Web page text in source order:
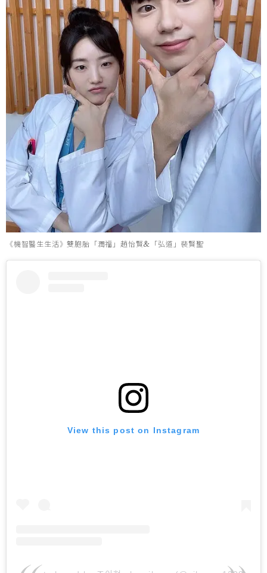
《機智醫生生活》雙胞胎「潤福」趙怡賢&「弘道」裴賢聖
View this post on Instagram